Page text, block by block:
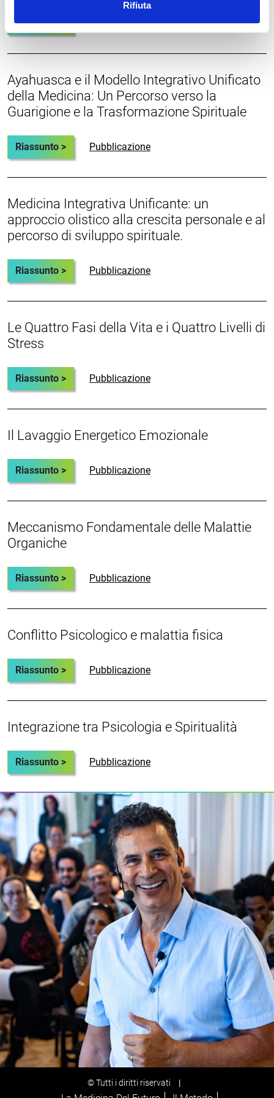
Rifiuta
Riassunto > Pubblicazione
Ayahuasca e il Modello Integrativo Unificato
della Medicina: Un Percorso verso la
Guarigione e la Trasformazione Spirituale
Riassunto > Pubblicazione
Medicina Integrativa Unificante: un
approccio olistico alla crescita personale e al
percorso di sviluppo spirituale.
Riassunto > Pubblicazione
Le Quattro Fasi della Vita e i Quattro Livelli di
Stress
Riassunto > Pubblicazione
Il Lavaggio Energetico Emozionale
Riassunto > Pubblicazione
Meccanismo Fondamentale delle Malattie
Organiche
Riassunto > Pubblicazione
Conflitto Psicologico e malattia fisica
Riassunto > Pubblicazione
Integrazione tra Psicologia e Spiritualità
Riassunto > Pubblicazione
© Tutti i diritti riservati |